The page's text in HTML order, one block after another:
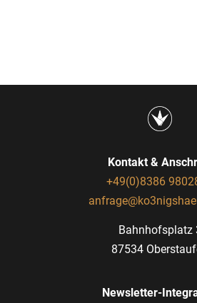
Kontakt &
+49(0)8386
Bahnhofsplatz
87534
Newsletter-